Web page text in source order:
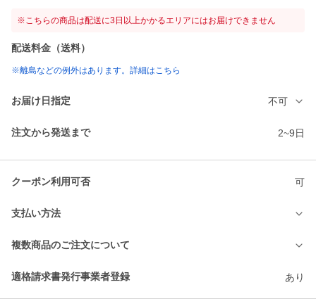
※こちらの商品は配送に3日以上かかるエリアにはお届けできません
配送料金（送料）
※離島などの例外はあります。詳細はこちら
お届け日指定 不可
注文から発送まで 2~9日
クーポン利用可否 可
支払い方法
複数商品のご注文について
適格請求書発行事業者登録 あり